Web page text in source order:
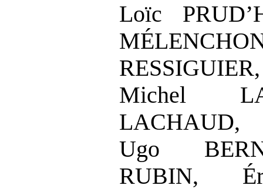
Loïc
RESSIGUIER,
Michel
LACHAUD,
Ugo
RUBIN,